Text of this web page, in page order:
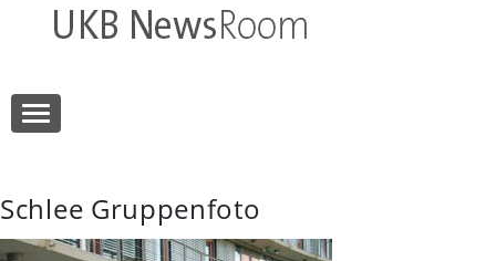
Schlee Gruppenfoto